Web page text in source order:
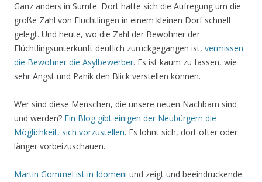
Ganz anders in Sumte. Dort hatte sich die Aufregung um die
große Zahl von Flüchtlingen in einem kleinen Dorf schnell
gelegt. Und heute, wo die Zahl der Bewohner der
Flüchtlingsunterkunft deutlich zurückgegangen ist, vermissen
die Bewohner die Asylbewerber. Es ist kaum zu fassen, wie
sehr Angst und Panik den Blick verstellen können.
Wer sind diese Menschen, die unsere neuen Nachbarn sind
und werden? Ein Blog gibt einigen der Neubürgern die
Möglichkeit, sich vorzustellen. Es lohnt sich, dort öfter oder
länger vorbeizuschauen.
Martin Gommel ist in Idomeni und zeigt und beeindruckende